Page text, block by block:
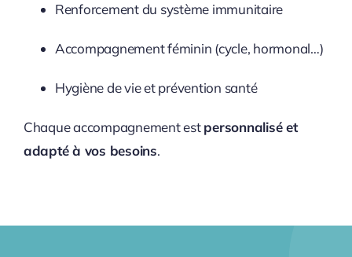
Renforcement du système immunitaire
Accompagnement féminin (cycle, hormonal…)
Hygiène de vie et prévention santé
Chaque accompagnement estpersonnalisé et
adapté à vos besoins.